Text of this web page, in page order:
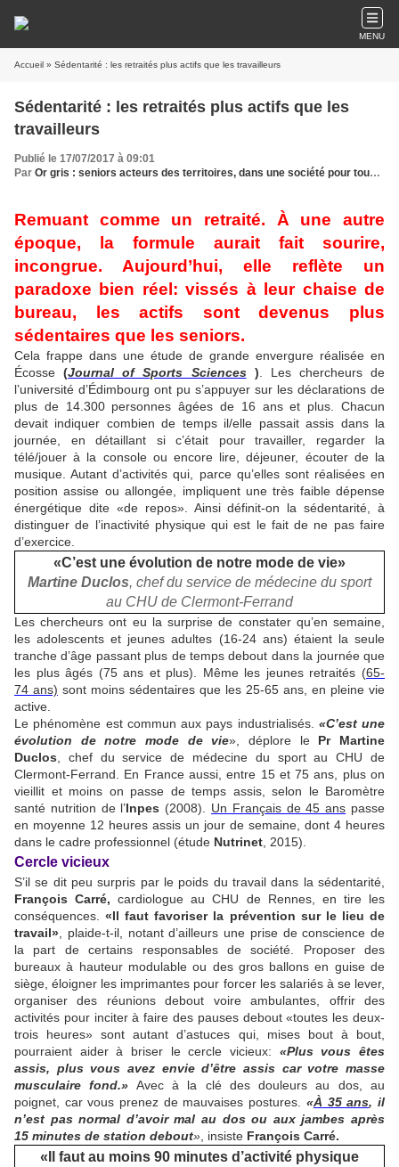
MENU
Accueil » Sédentarité : les retraités plus actifs que les travailleurs
Sédentarité : les retraités plus actifs que les
travailleurs
Publié le 17/07/2017 à 09:01
Par Or gris : seniors acteurs des territoires, dans une société pour tous les âges
Remuant comme un retraité. À une autre
époque, la formule aurait fait sourire,
incongrue. Aujourd’hui, elle reflète un
paradoxe bien réel: vissés à leur chaise de
bureau, les actifs sont devenus plus
sédentaires que les seniors.
Cela frappe dans une étude de grande envergure réalisée en
Écosse(Journal of Sports Sciences ) . Les chercheurs de
l’université d’Édimbourg ont pu s’appuyer sur les déclarations de
plus de 14.300 personnes âgées de 16 ans et plus. Chacun
devait indiquer combien de temps il/elle passait assis dans la
journée, en détaillant si c’était pour travailler, regarder la
télé/jouer à la console ou encore lire, déjeuner, écouter de la
musique. Autant d’activités qui, parce qu’elles sont réalisées en
position assise ou allongée, impliquent une très faible dépense
énergétique dite «de repos». Ainsi définit-on la sédentarité, à
distinguer de l’inactivité physique qui est le fait de ne pas faire
d’exercice.
«C’est une évolution de notre mode de vie»
Martine Duclos, chef du service de médecine du sport
au CHU de Clermont-Ferrand
Les chercheurs ont eu la surprise de constater qu’en semaine,
les adolescents et jeunes adultes (16-24 ans) étaient la seule
tranche d’âge passant plus de temps debout dans la journée que
les plus âgés (75 ans et plus). Même les jeunes retraités (65-
74 ans) sont moins sédentaires que les 25-65 ans, en pleine vie
active.
Le phénomène est commun aux pays industrialisés. «C’est une
évolution de notre mode de vie», déplore le Pr Martine
Duclos, chef du service de médecine du sport au CHU de
Clermont-Ferrand. En France aussi, entre 15 et 75 ans, plus on
vieillit et moins on passe de temps assis, selon le Baromètre
santé nutrition de l’Inpes (2008). Un Français de 45 ans passe
en moyenne 12 heures assis un jour de semaine, dont 4 heures
dans le cadre professionnel (étude Nutrinet, 2015).
Cercle vicieux
S’il se dit peu surpris par le poids du travail dans la sédentarité,
François Carré, cardiologue au CHU de Rennes, en tire les
conséquences.«Il faut favoriser la prévention sur le lieu de
travail», plaide-t-il, notant d’ailleurs une prise de conscience de
la part de certains responsables de société. Proposer des
bureaux à hauteur modulable ou des gros ballons en guise de
siège, éloigner les imprimantes pour forcer les salariés à se lever,
organiser des réunions debout voire ambulantes, offrir des
activités pour inciter à faire des pauses debout «toutes les deux-
trois heures» sont autant d’astuces qui, mises bout à bout,
pourraient aider à briser le cercle vicieux: «Plus vous êtes
assis, plus vous avez envie d’être assis car votre masse
musculaire fond.» Avec à la clé des douleurs au dos, au
poignet, car vous prenez de mauvaises postures. «À 35 ans, il
n’est pas normal d’avoir mal au dos ou aux jambes après
15 minutes de station debout», insiste François Carré.
«Il faut au moins 90 minutes d’activité physique